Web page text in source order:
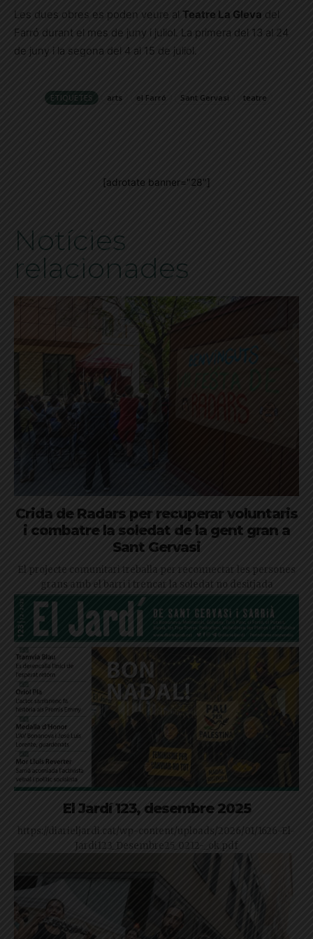
Les dues obres es poden veure al Teatre La Gleva del
Farró durant el mes de juny i juliol. La primera del 13 al 24
de juny i la segona del 4 al 15 de juliol.
ETIQUETES arts el Farró Sant Gervasi teatre
[adrotate banner="28"]
Notícies
relacionades
Crida de Radars per recuperar voluntaris
i combatre la soledat de la gent gran a
Sant Gervasi
El projecte comunitari treballa per reconnectar les persones
grans amb el barri i trencar la soledat no desitjada
El Jardí 123, desembre 2025
https://diarieljardi.cat/wp-content/uploads/2026/01/1626-El-
Jardi123_Desembre25_0212-_ok.pdf